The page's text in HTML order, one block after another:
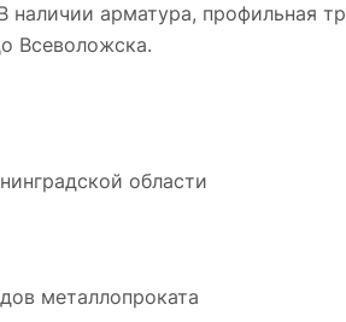
арматура, профильная
Всеволожска.
области
металлопроката